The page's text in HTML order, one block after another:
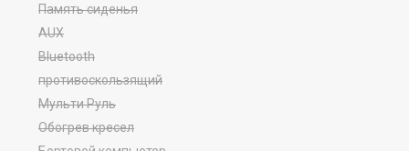
Память сиденья
AUX
Bluetooth
противоскользящий
Мульти Руль
Обогрев кресел